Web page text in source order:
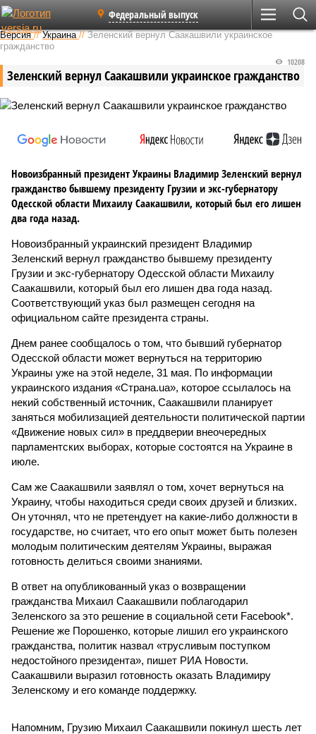
Федеральный выпуск
Версия //Украина //Зеленский вернул Саакашвили украинское
гражданство
Зеленский вернул Саакашвили украинское гражданство
10208
Новоизбранный президент Украины Владимир Зеленский вернул
гражданство бывшему президенту Грузии и экс-губернатору
Одесской области Михаилу Саакашвили, который был его лишен
два года назад.
Новоизбранный украинский президент Владимир
Зеленский вернул гражданство бывшему президенту
Грузии и экс-губернатору Одесской области Михаилу
Саакашвили, который был его лишен два года назад.
Соответствующий указ был размещен сегодня на
официальном сайте президента страны.
Днем ранее сообщалось о том, что бывший губернатор
Одесской области может вернуться на территорию
Украины уже на этой неделе, 31 мая. По информации
украинского издания «Страна.ua», которое ссылалось на
некий собственный источник, Саакашвили планирует
заняться мобилизацией деятельности политической партии
«Движение новых сил» в преддверии внеочередных
парламентских выборах, которые состоятся на Украине в
июле.
Сам же Саакашвили заявлял о том, хочет вернуться на
Украину, чтобы находиться среди своих друзей и близких.
Он уточнял, что не претендует на какие-либо должности в
государстве, но считает, что его опыт может быть полезен
молодым политическим деятелям Украины, выражая
готовность делиться своими знаниями.
В ответ на опубликованный указ о возвращении
гражданства Михаил Саакашвили поблагодарил
Зеленского за это решение в социальной сети Facebook*.
Решение же Порошенко, которые лишил его украинского
гражданства, политик назвал «трусливым поступком
недостойного президента», пишет РИА Новости.
Саакашвили выразил готовность оказать Владимиру
Зеленскому и его команде поддержку.
Напомним, Грузию Михаил Саакашвили покинул шесть лет